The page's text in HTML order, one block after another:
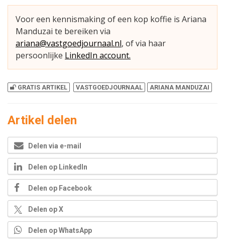
Voor een kennismaking of een kop koffie is Ariana
Manduzai te bereiken via
ariana@vastgoedjournaal.nl, of via haar
persoonlijke LinkedIn account.
GRATIS ARTIKEL VASTGOEDJOURNAAL ARIANA MANDUZAI
Artikel delen
Delen via e-mail
Delen op LinkedIn
Delen op Facebook
Delen op X
Delen op WhatsApp